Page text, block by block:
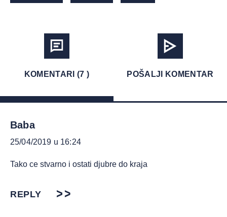
KOMENTARI (7 ) POŠALJI KOMENTAR
Baba
25/04/2019 u 16:24
Tako ce stvarno i ostati djubre do kraja
REPLY